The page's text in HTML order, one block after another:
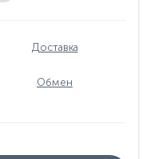
Доставка
Обмен